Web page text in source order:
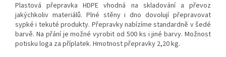
Plastová přepravka HDPE vhodná na skladování a převoz
jakýchkoliv materiálů. Plné stěny i dno dovolují přepravovat
sypké i tekuté produkty. Přepravky nabízíme standardně v šedé
barvě. Na přání je možné vyrobit od 500 ks i jiné barvy. Možnost
potisku loga za příplatek. Hmotnost přepravky 2,20 kg.